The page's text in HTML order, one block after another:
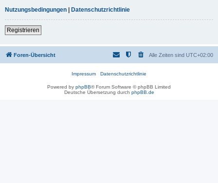
Nutzungsbedingungen | Datenschutzrichtlinie
Registrieren
Foren-Übersicht Alle Zeiten sind UTC+02:00
Impressum Datenschutzrichtlinie
Powered by phpBB® Forum Software © phpBB Limited
Deutsche Übersetzung durch phpBB.de